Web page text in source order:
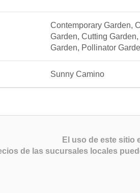
Contemporary Garden,
Garden, Cutting Garden,
Garden, Pollinator
Sunny Camino
El uso de este sitio
de las sucursales locales